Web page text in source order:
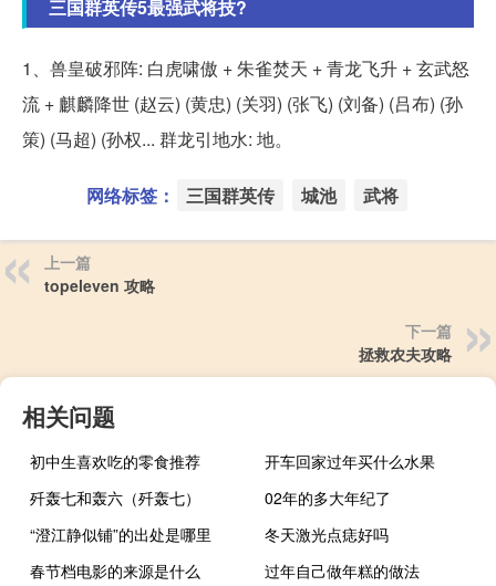
三国群英传5最强武将技?
1、兽皇破邪阵: 白虎啸傲 + 朱雀焚天 + 青龙飞升 + 玄武怒
流 + 麒麟降世 (赵云) (黄忠) (关羽) (张飞) (刘备) (吕布) (孙
策) (马超) (孙权... 群龙引地水: 地。
网络标签： 三国群英传 城池 武将
上一篇
topeleven 攻略
下一篇
拯救农夫攻略
相关问题
初中生喜欢吃的零食推荐
开车回家过年买什么水果
歼轰七和轰六（歼轰七）
02年的多大年纪了
“澄江静似铺”的出处是哪里
冬天激光点痣好吗
春节档电影的来源是什么
过年自己做年糕的做法